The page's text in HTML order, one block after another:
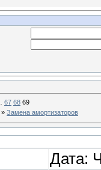
67 68 69
» Замена амортизаторов
Дата: